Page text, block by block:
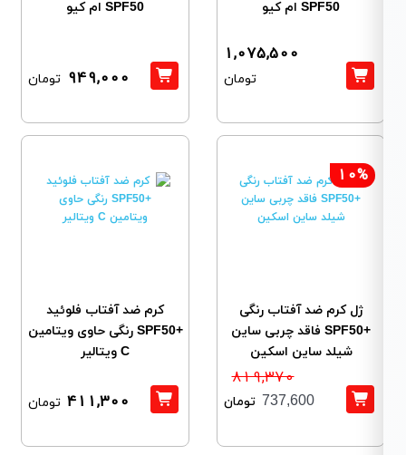
SPF50 ام کیو
1,075,500
تومان
SPF50 ام کیو
949,000 تومان
10%
ژل کرم ضد آفتاب رنگی
+SPF50 فاقد چربی ساین
شیلد ساین اسکین
819,370
737,600 تومان
کرم ضد آفتاب فلوئید
+SPF50 رنگی حاوی ویتامین
411,300 تومان